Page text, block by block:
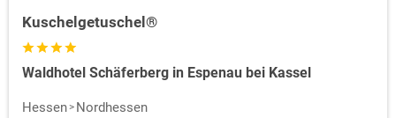
Kuschelgetuschel®
Waldhotel Schäferberg in Espenau bei Kassel
Hessen
Nordhessen